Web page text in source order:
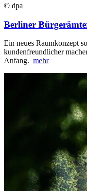
© dpa
Berliner
Ein neues Raumkonzept
kundenfreundlicher
Anfang. mehr